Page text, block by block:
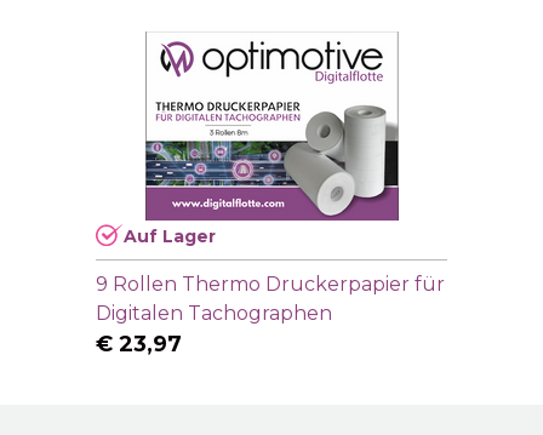
Auf Lager
9 Rollen Thermo Druckerpapier für
Digitalen Tachographen
€ 23,97